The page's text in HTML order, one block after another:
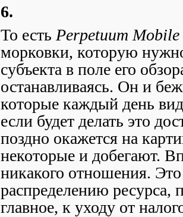
6.
То есть Perpetuum Mobile
морковки, которую
субъекта в поле его
останавливаясь. Он и
которые каждый день
если будет делать это
поздно окажется на
некоторые и добегают.
никакого отношения.
распределению
главное, к уходу от